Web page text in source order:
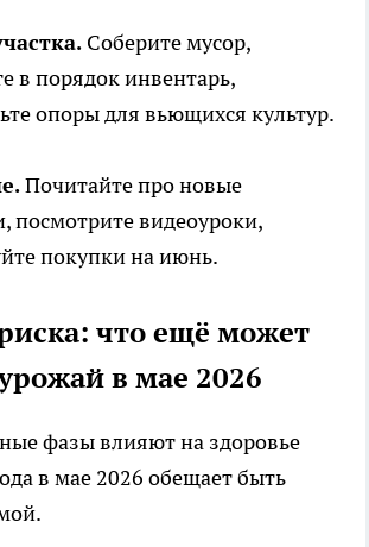
Соберите мусор,
в порядок инвентарь,
опоры для вьющихся культур.
Почитайте про новые
посмотрите видеоуроки,
покупки на июнь.
что ещё может
в мае 2026
фазы влияют на здоровье
в мае 2026 обещает быть